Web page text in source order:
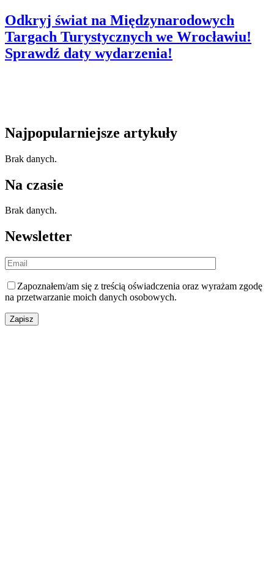
Odkryj świat na Międzynarodowych
Targach Turystycznych we Wrocławiu!
Sprawdź daty wydarzenia!
Najpopularniejsze artykuły
Brak danych.
Na czasie
Brak danych.
Newsletter
Zapoznałem/am się z treścią oświadczenia oraz wyrażam zgodę
na przetwarzanie moich danych osobowych.